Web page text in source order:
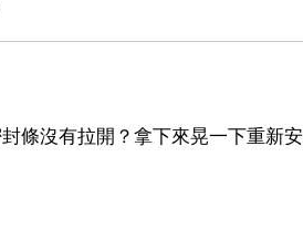
條沒有拉開？拿下來晃一下重新